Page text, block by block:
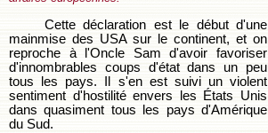
Cette déclaration est le début d'une
mainmise des USA sur le continent, et on
reproche à l'Oncle Sam d'avoir favoriser
d'innombrables coups d'état dans un peu
tous les pays. Il s'en est suivi un violent
sentiment d'hostilité envers les États Unis
dans quasiment tous les pays d'Amérique
du Sud.